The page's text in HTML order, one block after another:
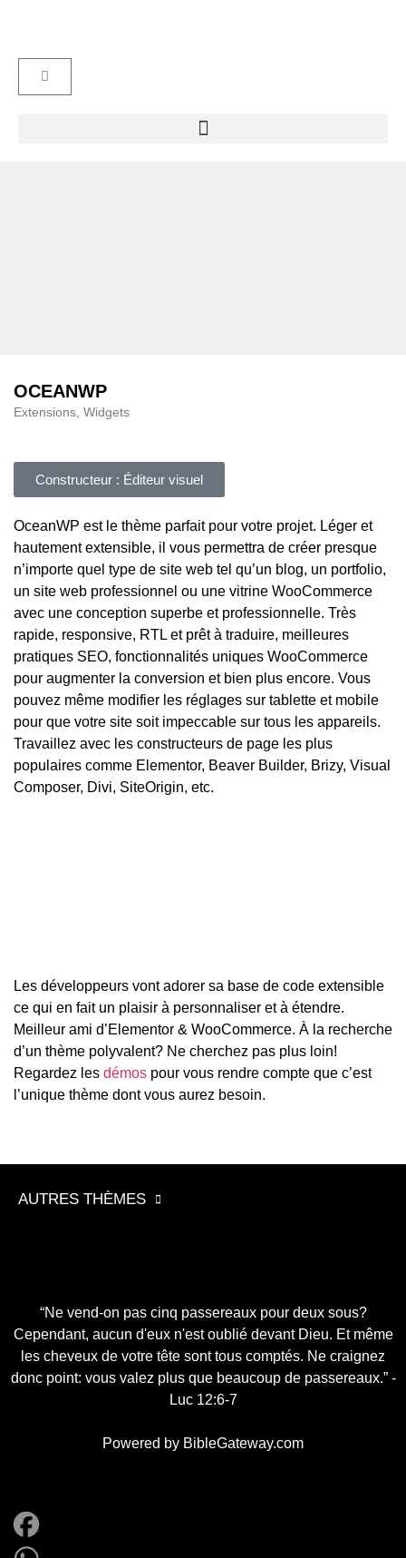
OCEANWP
Extensions, Widgets
Constructeur : Éditeur visuel
OceanWP est le thème parfait pour votre projet. Léger et
hautement extensible, il vous permettra de créer presque
n’importe quel type de site web tel qu’un blog, un portfolio,
un site web professionnel ou une vitrine WooCommerce
avec une conception superbe et professionnelle. Très
rapide, responsive, RTL et prêt à traduire, meilleures
pratiques SEO, fonctionnalités uniques WooCommerce
pour augmenter la conversion et bien plus encore. Vous
pouvez même modifier les réglages sur tablette et mobile
pour que votre site soit impeccable sur tous les appareils.
Travaillez avec les constructeurs de page les plus
populaires comme Elementor, Beaver Builder, Brizy, Visual
Composer, Divi, SiteOrigin, etc.
Les développeurs vont adorer sa base de code extensible
ce qui en fait un plaisir à personnaliser et à étendre.
Meilleur ami d’Elementor & WooCommerce. À la recherche
d’un thème polyvalent? Ne cherchez pas plus loin!
Regardez les démos pour vous rendre compte que c’est
l’unique thème dont vous aurez besoin.
AUTRES THÈMES
“Ne vend-on pas cinq passereaux pour deux sous?
Cependant, aucun d'eux n'est oublié devant Dieu. Et même
les cheveux de votre tête sont tous comptés. Ne craignez
donc point: vous valez plus que beaucoup de passereaux.” -
Luc 12:6-7
Powered by BibleGateway.com